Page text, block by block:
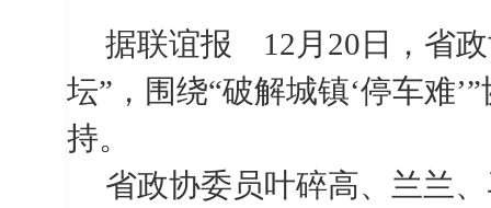
据联谊报 12 月 20 日，省
坛”，围绕“破解城镇‘停车难
持。
省政协委员叶碎高、兰兰